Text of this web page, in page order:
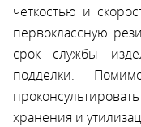
четкостью и
первоклассную
срок службы
подделки.
хранения и